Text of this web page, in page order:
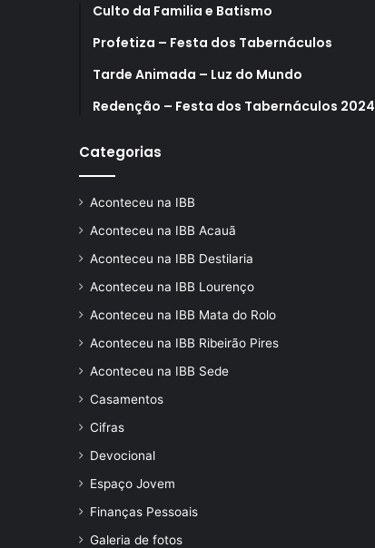
Culto da Familia e Batismo
Profetiza – Festa dos Tabernáculos
Tarde Animada – Luz do Mundo
Redenção – Festa dos Tabernáculos 2024
Categorias
Aconteceu na IBB
Aconteceu na IBB Acauã
Aconteceu na IBB Destilaria
Aconteceu na IBB Lourenço
Aconteceu na IBB Mata do Rolo
Aconteceu na IBB Ribeirão Pires
Aconteceu na IBB Sede
Casamentos
Cifras
Devocional
Espaço Jovem
Finanças Pessoais
Galeria de fotos